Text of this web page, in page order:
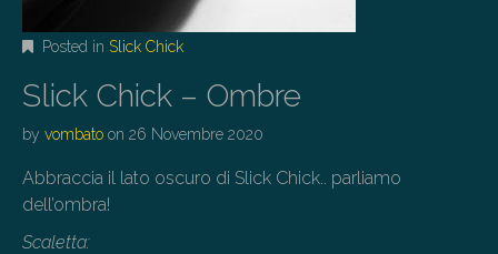
Posted in Slick Chick
Slick Chick – Ombre
by vombato on 26 Novembre 2020
Abbraccia il lato oscuro di Slick Chick.. parliamo
dell’ombra!
Scaletta: